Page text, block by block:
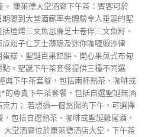
。 康萊德大堂酒廊下午茶：賓客可於
間到大堂酒廊率先體驗令人垂涎的聖
煙燻三文魚忌廉芝士卷伴三文魚籽、
崧子仁芝士薄脆及迷你咖喱蝦沙律
糕、聖誕百果餡餅、開心果英式布甸
。聖誕下午茶套餐提供三種不同選
典下午茶套餐，包括兩杯熱茶、咖啡或
的尊貴下午茶套餐，包括自選聖誕無酒
力； 若想過一個悠閒的下午，可選擇
包括自選熱茶、咖啡或聖誕雞尾酒，
大堂酒廊位於康萊德酒店大堂，下午茶